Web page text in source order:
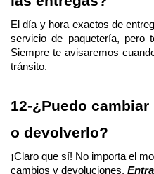
El día y hora exactos de
servicio de paquetería, pero
Siempre te avisaremos
tránsito.
12-¿Puedo
o devolverlo?
¡Claro que sí! No importa el
cambios y devoluciones.